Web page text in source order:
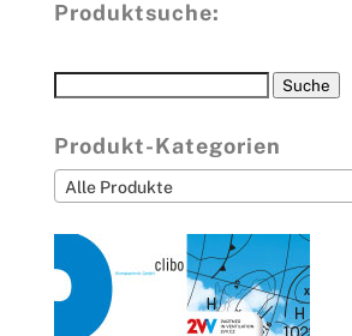
Produktsuche:
Suche
Produkt-Kategorien
Alle Produkte